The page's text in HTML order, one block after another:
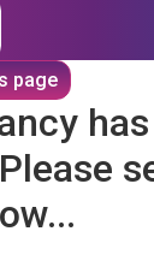
page